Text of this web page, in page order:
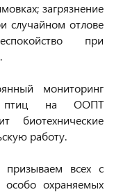
загрязнение
случайном отлове
при
мониторинг
птиц на ООПТ
биотехнические
работу.
всех с
охраняемых